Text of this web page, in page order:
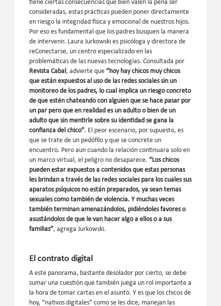
tiene ciertas consecuencias que bien valen la pena ser
consideradas, estas prácticas pueden poner directamente
en riesgo la integridad física y emocional de nuestros hijos.
Por eso es fundamental que los padres busquen la manera
de intervenir. Laura Jurkowski es psicóloga y directora de
reConectarse, un centro especializado en las
problemáticas de las nuevas tecnologías. Consultada por
Revista Cabal, advierte que “hoy hay chicos muy chicos
que están expuestos al uso de las redes sociales sin un
monitoreo de los padres, lo cual implica un riesgo concreto
de que estén chateando con alguien que se hace pasar por
un par pero que en realidad es un adulto o bien de un
adulto que sin mentirle sobre su identidad se gana la
confianza del chico”. El peor escenario, por supuesto, es
que se trate de un pedófilo y que se concrete un
encuentro. Pero aun cuando la relación continuara solo en
un marco virtual, el peligro no desaparece. “Los chicos
pueden estar expuestos a contenidos que estas personas
les brindan a través de las redes sociales para los cuales sus
aparatos psíquicos no están preparados, ya sean temas
sexuales como también de violencia. Y muchas veces
también terminan amenazándolos, pidiéndoles favores o
asustándolos de que le van hacer algo a ellos o a sus
familias”, agrega Jurkowski.
El contrato digital
A este panorama, bastante desolador por cierto, se debe
sumar una cuestión que también juega un rol importante a
la hora de tomar cartas en el asunto. Y es que los chicos de
hoy, “nativos digitales” como se les dice, manejan las